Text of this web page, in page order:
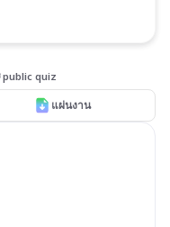
public quiz
แผ่นงาน